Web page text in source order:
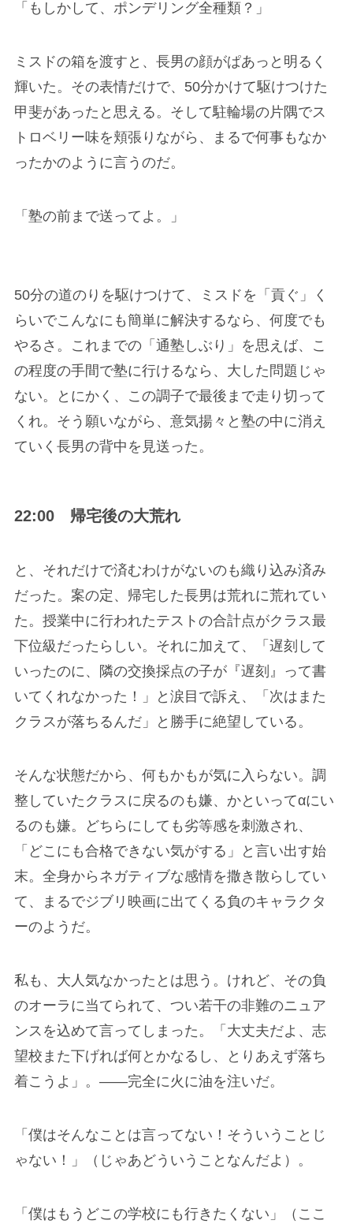
「もしかして、ポンデリング全種類？」
ミスドの箱を渡すと、長男の顔がぱあっと明るく
輝いた。その表情だけで、50分かけて駆けつけた
甲斐があったと思える。そして駐輪場の片隅でス
トロベリー味を頬張りながら、まるで何事もなか
ったかのように言うのだ。
「塾の前まで送ってよ。」
50分の道のりを駆けつけて、ミスドを「貢ぐ」く
らいでこんなにも簡単に解決するなら、何度でも
やるさ。これまでの「通塾しぶり」を思えば、こ
の程度の手間で塾に行けるなら、大した問題じゃ
ない。とにかく、この調子で最後まで走り切って
くれ。そう願いながら、意気揚々と塾の中に消え
ていく長男の背中を見送った。
22:00 帰宅後の大荒れ
と、それだけで済むわけがないのも織り込み済み
だった。案の定、帰宅した長男は荒れに荒れてい
た。授業中に行われたテストの合計点がクラス最
下位級だったらしい。それに加えて、「遅刻して
いったのに、隣の交換採点の子が『遅刻』って書
いてくれなかった！」と涙目で訴え、「次はまた
クラスが落ちるんだ」と勝手に絶望している。
そんな状態だから、何もかもが気に入らない。調
整していたクラスに戻るのも嫌、かといってαにい
るのも嫌。どちらにしても劣等感を刺激され、
「どこにも合格できない気がする」と言い出す始
末。全身からネガティブな感情を撒き散らしてい
て、まるでジブリ映画に出てくる負のキャラクタ
ーのようだ。
私も、大人気なかったとは思う。けれど、その負
のオーラに当てられて、つい若干の非難のニュア
ンスを込めて言ってしまった。「大丈夫だよ、志
望校また下げれば何とかなるし、とりあえず落ち
着こうよ」。――完全に火に油を注いだ。
「僕はそんなことは言ってない！そういうことじ
ゃない！」（じゃあどういうことなんだよ）。
「僕はもうどこの学校にも行きたくない」（ここ